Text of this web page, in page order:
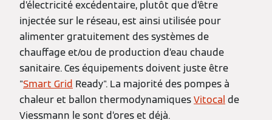
d’électricité excédentaire, plutôt que d’être
injectée sur le réseau, est ainsi utilisée pour
alimenter gratuitement des systèmes de
chauffage et/ou de production d’eau chaude
sanitaire. Ces équipements doivent juste être
"Smart Grid Ready". La majorité des pompes à
chaleur et ballon thermodynamiquesVitocal de
Viessmann le sont d’ores et déjà.